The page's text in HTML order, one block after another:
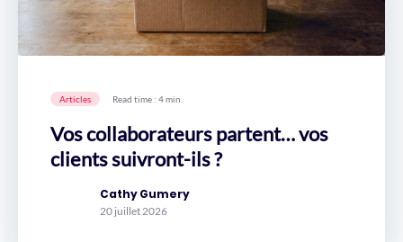
Articles Read time : 4 min.
Vos collaborateurs partent… vos
clients suivront-ils ?
Cathy Gumery
20 juillet 2026